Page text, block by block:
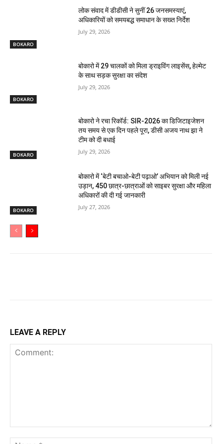
BOKARO
लोक संवाद में डीडीसी ने सुनीं 26 जनसमस्याएं,
अधिकारियों को समयबद्ध समाधान के सख्त निर्देश
July 29, 2026
BOKARO
बोकारो में 29 चालकों को मिला ड्राइविंग लाइसेंस, हेल्मेट
के साथ सड़क सुरक्षा का संदेश
July 29, 2026
BOKARO
बोकारो ने रचा रिकॉर्ड: SIR-2026 का डिजिटाइजेशन
तय समय से एक दिन पहले पूरा, डीसी अजय नाथ झा ने
टीम को दी बधाई
July 29, 2026
BOKARO
बोकारो में ‘बेटी बचाओ-बेटी पढ़ाओ’ अभियान को मिली नई
उड़ान, 450 छात्र-छात्राओं को साइबर सुरक्षा और महिला
अधिकारों की दी गई जानकारी
July 27, 2026
LEAVE A REPLY